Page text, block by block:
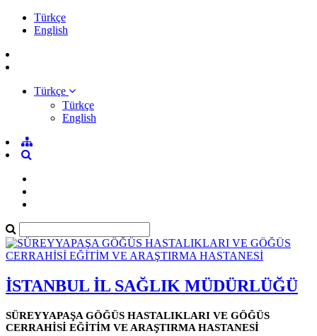
Türkçe
English
Türkçe
Türkçe
English
İSTANBUL İL SAĞLIK MÜDÜRLÜĞÜ
SÜREYYAPAŞA GÖĞÜS HASTALIKLARI VE GÖĞÜS
CERRAHİSİ EĞİTİM VE ARAŞTIRMA HASTANESİ